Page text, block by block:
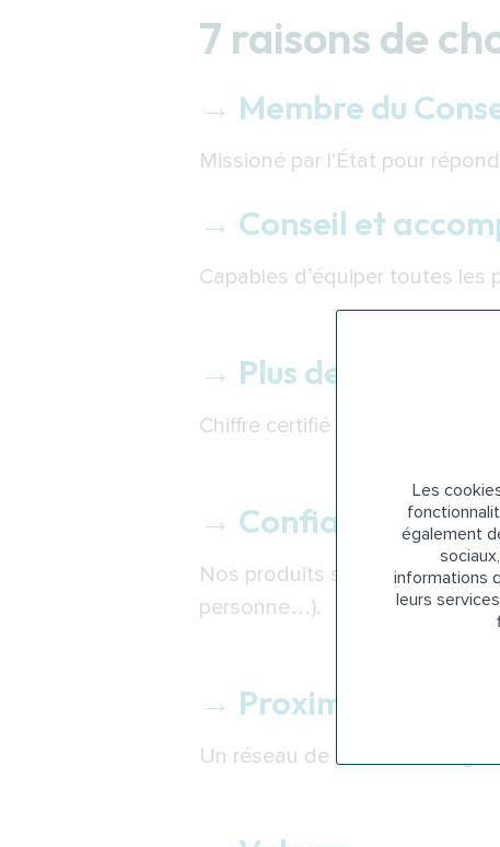
Les
également
informations
leurs
7 raisons de
→ Membre du
Missioné par l'État pour
→ Conseil et
Capables d’équiper toutes
→ Plus de 96
Chiffre certifié par huissier.
→ Confiance
Nos produits sont
personne…).
→ Proximité
Un réseau de techniciens